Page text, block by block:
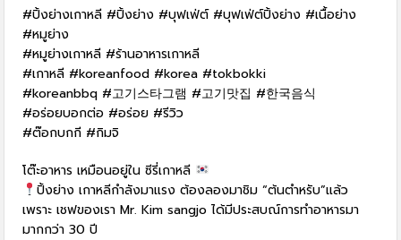
#ปิ้งย่างเกาหลี #ปิ้งย่าง #บุฟเฟ่ต์ #บุฟเฟ่ต์ปิ้งย่าง #เนื้อย่าง
#หมูย่าง
#หมูย่างเกาหลี #ร้านอาหารเกาหลี
#เกาหลี #koreanfood #korea #tokbokki
#koreanbbq #고기스타그램 #고기맛집 #한국음식
#อร่อยบอกต่อ #อร่อย #รีวิว
#ต๊อกบกกี #กิมจิ
โต๊ะอาหาร เหมือนอยู่ใน ซีรี่เกาหลี
ปิ้งย่าง เกาหลีกำลังมาแรง ต้องลองมาชิม “ต้นตำหรับ”แล้ว
เพราะ เชฟของเรา Mr. Kim sangjo ได้มีประสบณ์การทำอาหารมา
มากกว่า 30 ปี